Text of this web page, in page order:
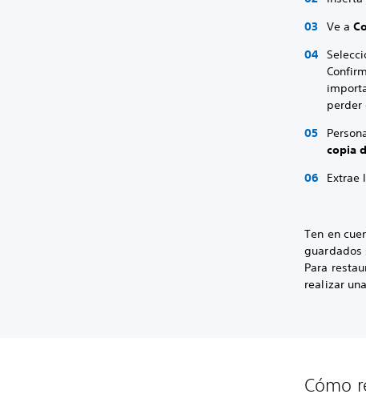
Ve a
perder
copia
Extrae
Ten en
guardados
Para
realizar
Cómo